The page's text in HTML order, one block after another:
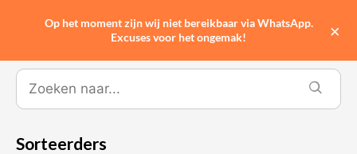
Sorteerders
Op het moment zijn wij niet bereikbaar via WhatsApp.
Excuses voor het ongemak!
×